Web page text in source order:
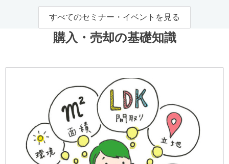
すべてのセミナー・イベントを見る
購入・売却の基礎知識